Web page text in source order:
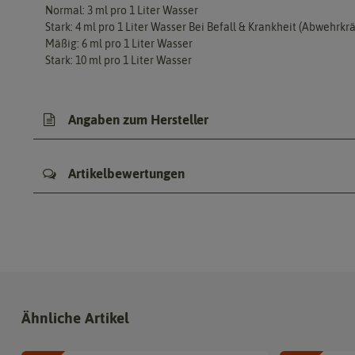
Normal: 3 ml pro 1 Liter Wasser
Stark: 4 ml pro 1 Liter Wasser Bei Befall & Krankheit
Mäßig: 6 ml pro 1 Liter Wasser
Stark: 10 ml pro 1 Liter Wasser
Angaben zum Hersteller
Artikelbewertungen
Ähnliche Artikel